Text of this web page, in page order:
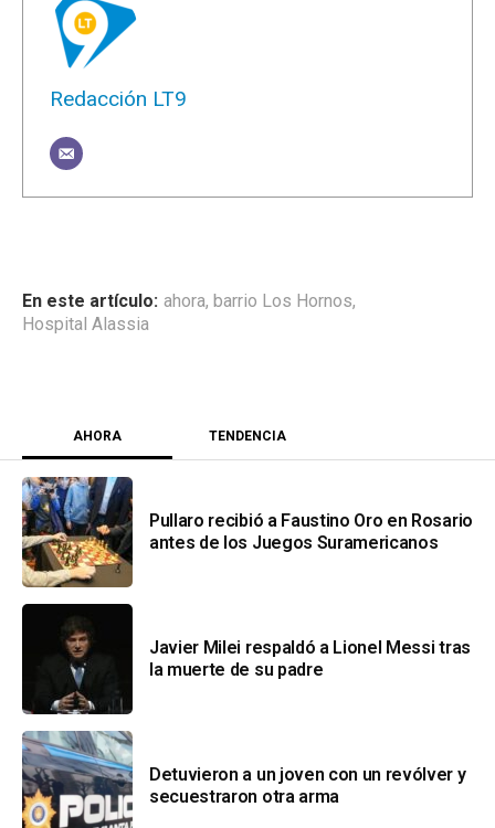
Redacción LT9
ahora, barrio Los Hornos,
Hospital Alassia
AHORA TENDENCIA
Pullaro recibió a Faustino Oro en Rosario
antes de los Juegos Suramericanos
Javier Milei respaldó a Lionel Messi tras
la muerte de su padre
Detuvieron a un joven con un revólver y
secuestraron otra arma